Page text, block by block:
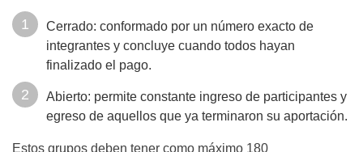
Cerrado: conformado por un número exacto de
integrantes y concluye cuando todos hayan
finalizado el pago.
Abierto: permite constante ingreso de participantes y
egreso de aquellos que ya terminaron su aportación.
Estos grupos deben tener como máximo 180